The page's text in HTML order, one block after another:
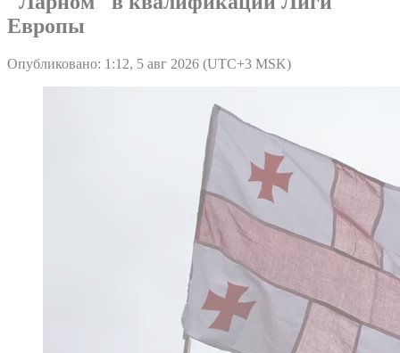
Европы
Опубликовано: 1:12, 5 авг 2026 (UTC+3 MSK)